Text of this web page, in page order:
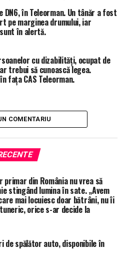
DN6, în Teleorman. Un tânăr a fost
pe marginea drumului, iar
în alertă.
cu dizabilități, ocupat de
trebui să cunoască legea.
fața CAS Teleorman.
COMENTARIU
primar din România nu vrea să
stingând lumina în sate. „Avem
mai locuiesc doar bătrâni, nu îi
orice s-ar decide la
de spălător auto, disponibile în